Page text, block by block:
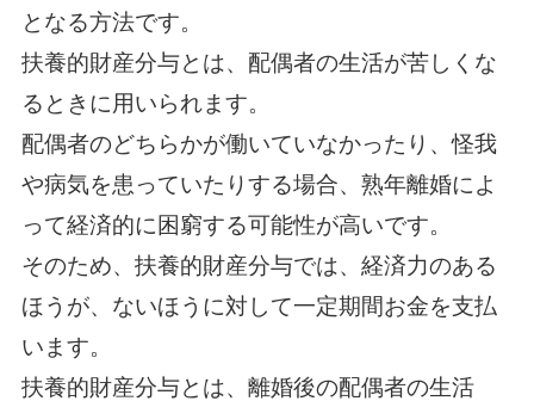
となる方法です。
扶養的財産分与とは、配偶者の生活が苦しくな
るときに用いられます。
配偶者のどちらかが働いていなかったり、怪我
や病気を患っていたりする場合、熟年離婚によ
って経済的に困窮する可能性が高いです。
そのため、扶養的財産分与では、経済力のある
ほうが、ないほうに対して一定期間お金を支払
います。
扶養的財産分与とは、離婚後の配偶者の生活